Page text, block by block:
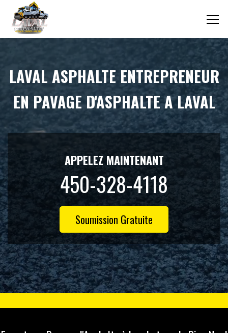
LAVAL ASPHALTE ENTREPRENEUR
EN PAVAGE D'ASPHALTE A LAVAL
APPELEZ MAINTENANT
450-328-4118
Soumission Gratuite